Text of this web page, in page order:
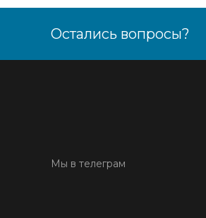
Остались вопросы?
Мы в телеграм